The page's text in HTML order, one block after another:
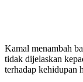
Kamal menambah
tidak dijelaskan
terhadap kehidupan